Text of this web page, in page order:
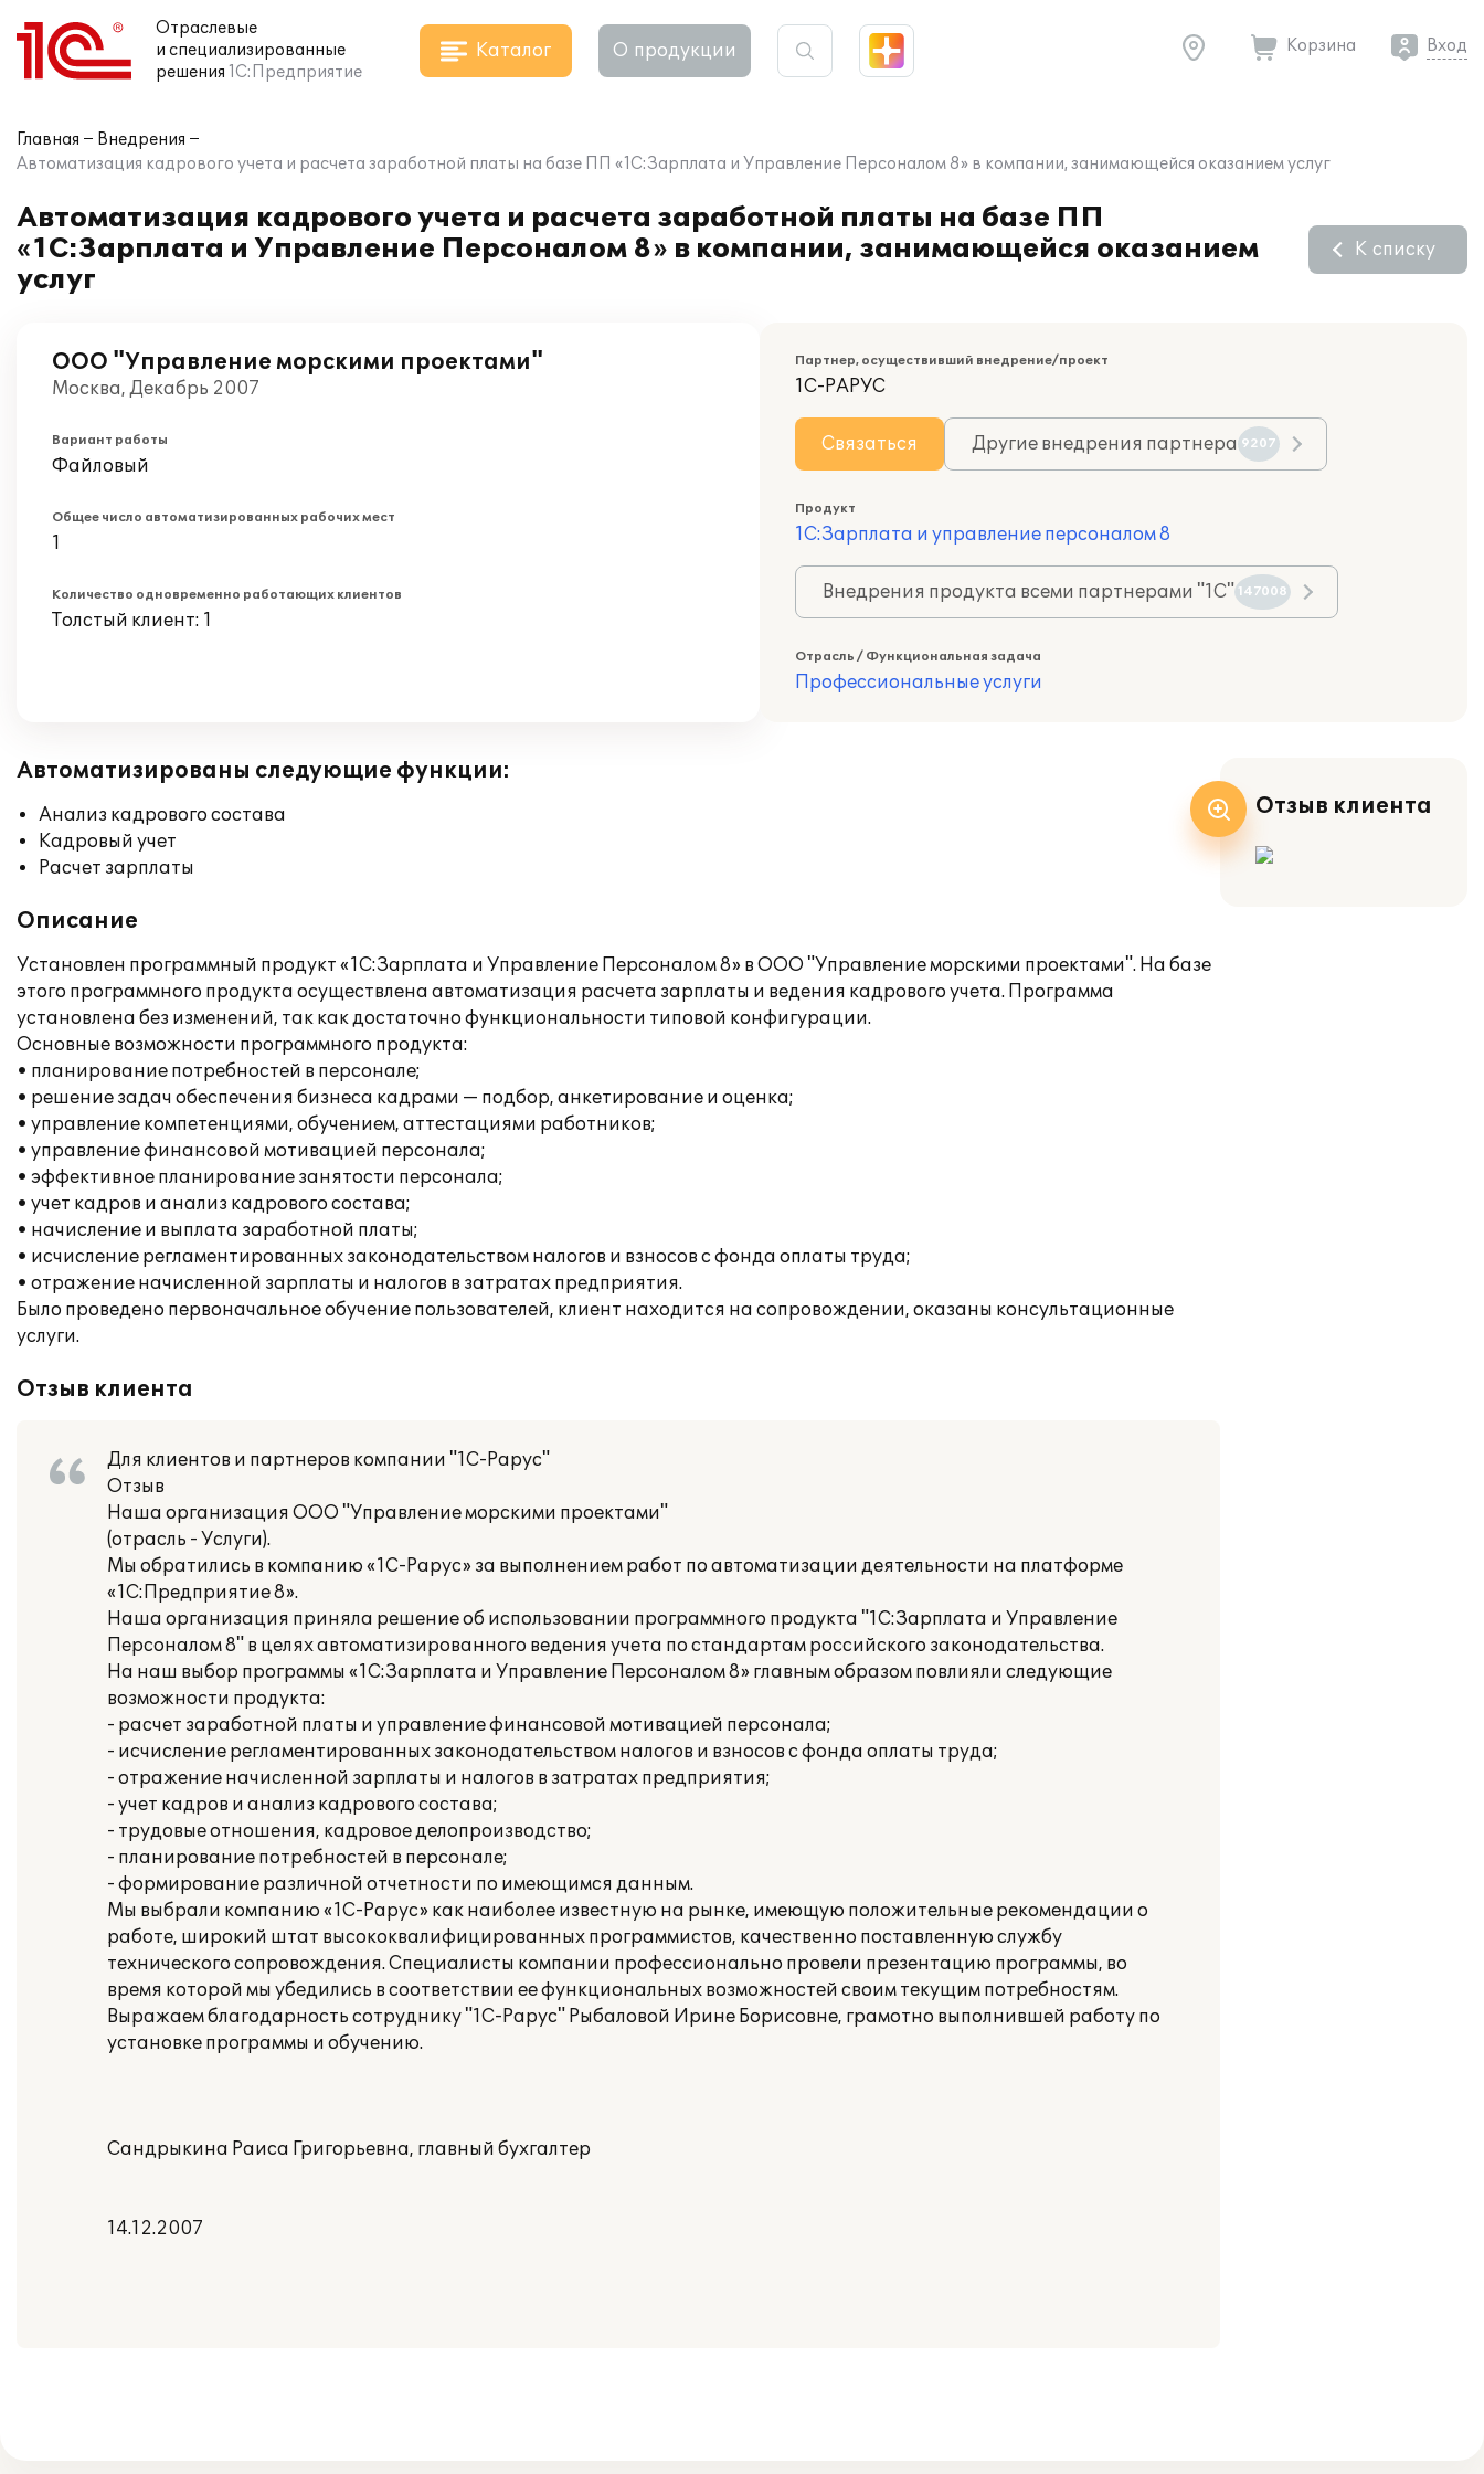
Отраслевые
и специализированные
решения 1С:Предприятие
Каталог О продукции Корзина Вход
Главная
Внедрения
Автоматизация кадрового учета и расчета заработной платы на базе ПП «1С:Зарплата и Управление Персоналом 8» в компании, занимающейся оказанием услуг
Автоматизация кадрового учета и расчета заработной платы на базе ПП
«1С:Зарплата и Управление Персоналом 8» в компании, занимающейся оказанием
услуг
К списку
ООО "Управление морскими проектами"
Москва, Декабрь 2007
Вариант работы
Файловый
Общее число автоматизированных рабочих мест
1
Количество одновременно работающих клиентов
Толстый клиент: 1
Партнер, осуществивший внедрение/проект
1С-РАРУС
Связаться Другие внедрения партнера 9207
Продукт
1С:Зарплата и управление персоналом 8
Внедрения продукта всеми партнерами "1С" 147008
Отрасль / Функциональная задача
Профессиональные услуги
Автоматизированы следующие функции:
Анализ кадрового состава
Кадровый учет
Расчет зарплаты
Описание
Установлен программный продукт «1С:Зарплата и Управление Персоналом 8» в ООО "Управление морскими проектами". На базе
этого программного продукта осуществлена автоматизация расчета зарплаты и ведения кадрового учета. Программа
установлена без изменений, так как достаточно функциональности типовой конфигурации.
Основные возможности программного продукта:
• планирование потребностей в персонале;
• решение задач обеспечения бизнеса кадрами — подбор, анкетирование и оценка;
• управление компетенциями, обучением, аттестациями работников;
• управление финансовой мотивацией персонала;
• эффективное планирование занятости персонала;
• учет кадров и анализ кадрового состава;
• начисление и выплата заработной платы;
• исчисление регламентированных законодательством налогов и взносов с фонда оплаты труда;
• отражение начисленной зарплаты и налогов в затратах предприятия.
Было проведено первоначальное обучение пользователей, клиент находится на сопровождении, оказаны консультационные
услуги.
Отзыв клиента
Для клиентов и партнеров компании "1С-Рарус"
Отзыв
Наша организация ООО "Управление морскими проектами"
(отрасль - Услуги).
Мы обратились в компанию «1С-Рарус» за выполнением работ по автоматизации деятельности на платформе
«1С:Предприятие 8».
Наша организация приняла решение об использовании программного продукта "1С:Зарплата и Управление
Персоналом 8" в целях автоматизированного ведения учета по стандартам российского законодательства.
На наш выбор программы «1С:Зарплата и Управление Персоналом 8» главным образом повлияли следующие
возможности продукта:
- расчет заработной платы и управление финансовой мотивацией персонала;
- исчисление регламентированных законодательством налогов и взносов с фонда оплаты труда;
- отражение начисленной зарплаты и налогов в затратах предприятия;
- учет кадров и анализ кадрового состава;
- трудовые отношения, кадровое делопроизводство;
- планирование потребностей в персонале;
- формирование различной отчетности по имеющимся данным.
Мы выбрали компанию «1С-Рарус» как наиболее известную на рынке, имеющую положительные рекомендации о
работе, широкий штат высококвалифицированных программистов, качественно поставленную службу
технического сопровождения. Специалисты компании профессионально провели презентацию программы, во
время которой мы убедились в соответствии ее функциональных возможностей своим текущим потребностям.
Выражаем благодарность сотруднику "1С-Рарус" Рыбаловой Ирине Борисовне, грамотно выполнившей работу по
установке программы и обучению.
Сандрыкина Раиса Григорьевна, главный бухгалтер
14.12.2007
Отзыв клиента